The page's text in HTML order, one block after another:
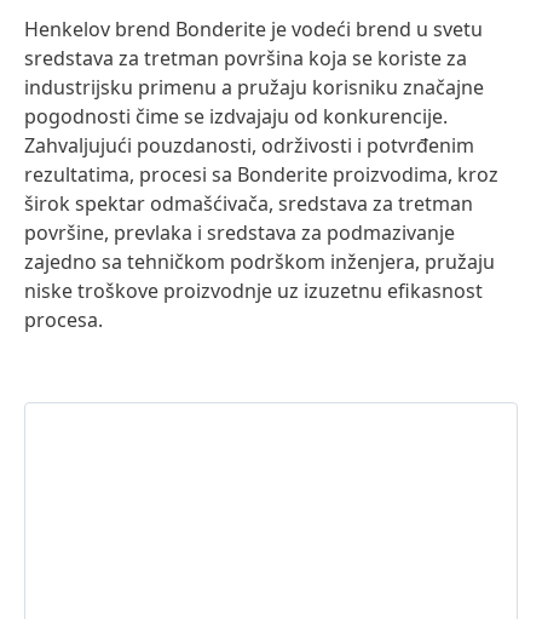
Henkelov brend Bonderite je vodeći brend u svetu
sredstava za tretman površina koja se koriste za
industrijsku primenu a pružaju korisniku značajne
pogodnosti čime se izdvajaju od konkurencije.
Zahvaljujući pouzdanosti, održivosti i potvrđenim
rezultatima, procesi sa Bonderite proizvodima, kroz
širok spektar odmašćivača, sredstava za tretman
površine, prevlaka i sredstava za podmazivanje
zajedno sa tehničkom podrškom inženjera, pružaju
niske troškove proizvodnje uz izuzetnu efikasnost
procesa.